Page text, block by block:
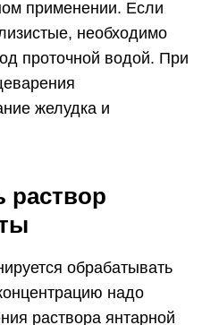
применении. Если
необходимо
проточной водой. При
желудка и
раствор
обрабатывать
надо
раствора янтарной